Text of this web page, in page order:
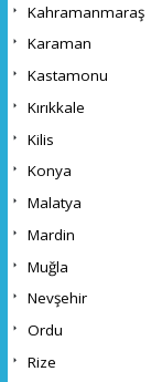
Kahramanmaraş
Karaman
Kastamonu
Kırıkkale
Kilis
Konya
Malatya
Mardin
Muğla
Nevşehir
Ordu
Rize